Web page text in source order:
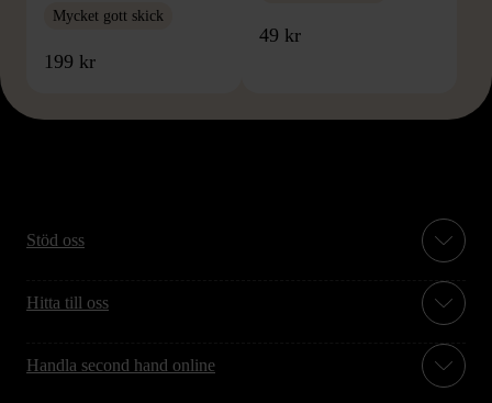
Mycket gott skick
199 kr
49 kr
Stöd oss
Hitta till oss
Handla second hand online